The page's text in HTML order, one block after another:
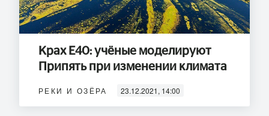
Крах Е40: учёные моделируют
Припять при изменении климата
РЕКИ И ОЗЁРА 23.12.2021, 14:00